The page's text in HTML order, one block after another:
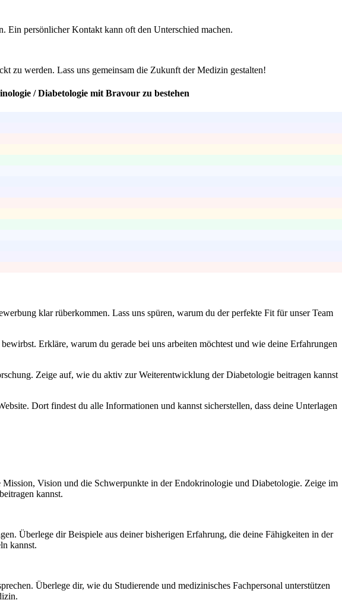
Ein persönlicher Kontakt kann oft den Unterschied machen.
zu werden. Lass uns gemeinsam die Zukunft der Medizin gestalten!
/ Diabetologie mit Bravour zu bestehen
klar rüberkommen. Lass uns spüren, warum du der perfekte Fit für unser Team
Erkläre, warum du gerade bei uns arbeiten möchtest und wie deine Erfahrungen
Zeige auf, wie du aktiv zur Weiterentwicklung der Diabetologie beitragen kannst
Dort findest du alle Informationen und kannst sicherstellen, dass deine Unterlagen
Vision und die Schwerpunkte in der Endokrinologie und Diabetologie. Zeige im
kannst.
Überlege dir Beispiele aus deiner bisherigen Erfahrung, die deine Fähigkeiten in der
kannst.
Überlege dir, wie du Studierende und medizinisches Fachpersonal unterstützen